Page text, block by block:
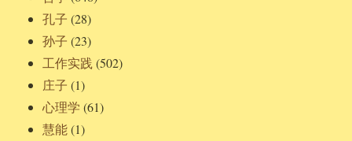
孔子 (28)
孙子 (23)
工作实践 (502)
庄子 (1)
心理学 (61)
慧能(1)